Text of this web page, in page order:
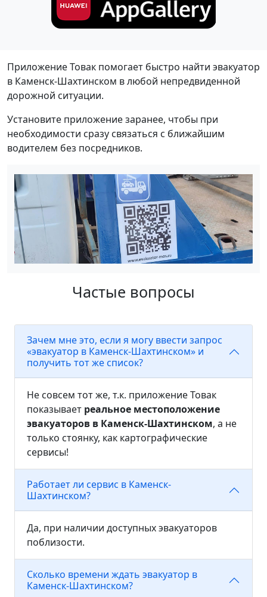
Приложение Товак помогает быстро найти эвакуатор
в Каменск-Шахтинском в любой непредвиденной
дорожной ситуации.
Установите приложение заранее, чтобы при
необходимости сразу связаться с ближайшим
водителем без посредников.
Частые вопросы
Зачем мне это, если я могу ввести запрос
«эвакуатор в Каменск-Шахтинском» и
получить тот же список?
Не совсем тот же, т.к. приложение Товак
показывает реальное местоположение
эвакуаторов в Каменск-Шахтинском, а не
только стоянку, как картографические
сервисы!
Работает ли сервис в Каменск-
Шахтинском?
Да, при наличии доступных эвакуаторов
поблизости.
Сколько времени ждать эвакуатор в
Каменск-Шахтинском?